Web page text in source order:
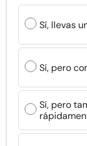
Sí, llevas
Sí, pero
Sí, pero